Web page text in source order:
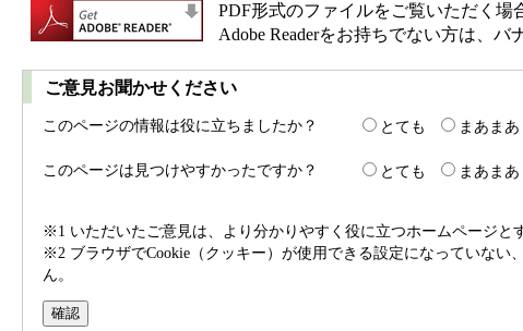
PDF形式のファイルをご覧いただく場
Adobe Readerをお持ちでない方は、
ご意見お聞かせください
このページの情報は役に立ちましたか？ とても まあまあ
このページは見つけやすかったですか？
とても まあまあ
※1 いただいたご意見は、より分かりやすく役に立つホームページ
※2 ブラウザでCookie（クッキー）が使用できる設定になっていな
ん。